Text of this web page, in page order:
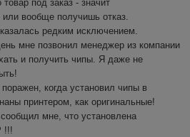
под заказ - значит
мне позвонил менеджер из компании
и получить чипы. Я даже не
когда установил чипы в
принтером, как оригинальные!
мне, что установлена
!!!